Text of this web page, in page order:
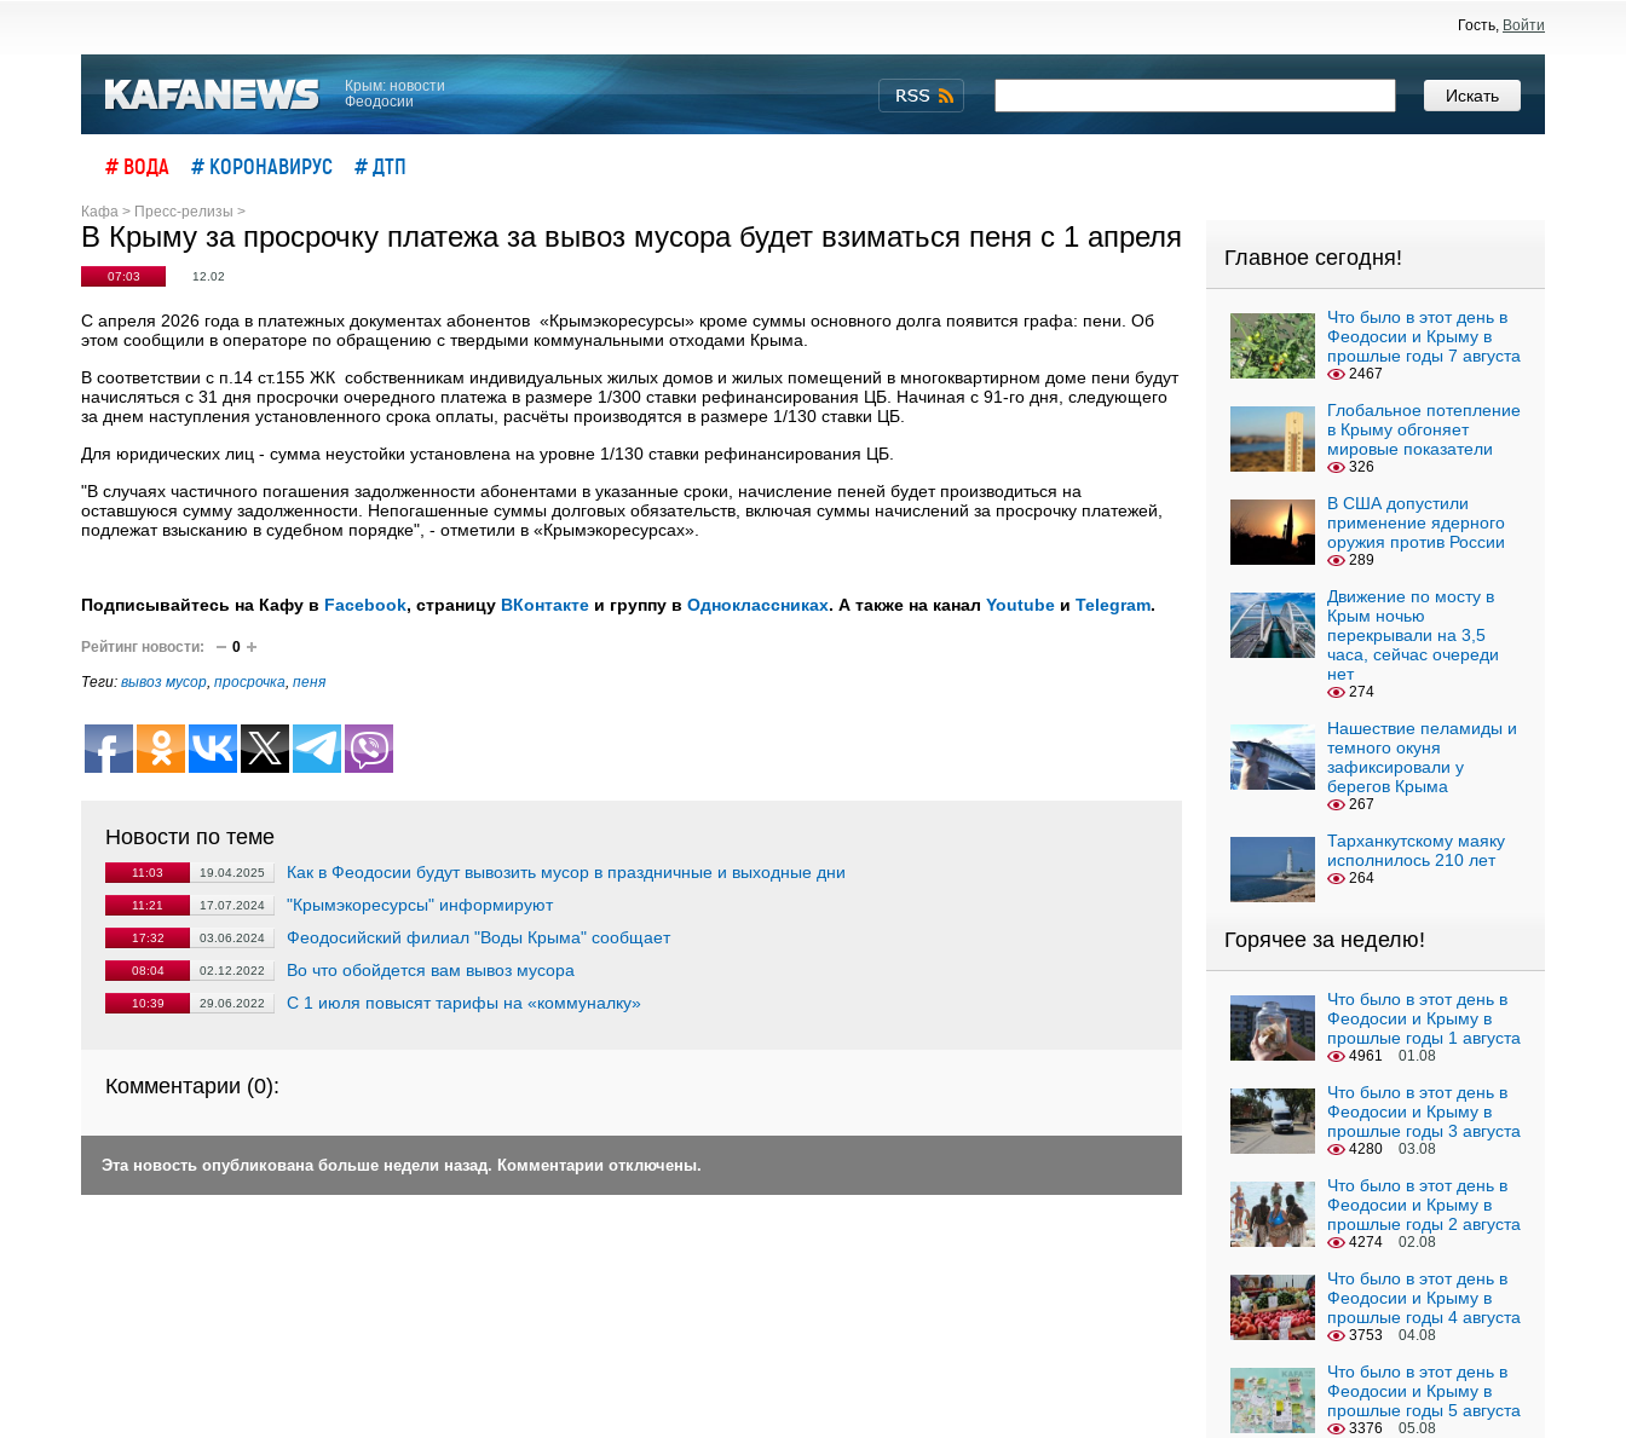
Гость, Войти
Крым: новости
Феодосии
# ВОДА # КОРОНАВИРУС # ДТП
Кафа > Пресс-релизы >
В Крыму за просрочку платежа за вывоз мусора будет взиматься пеня с 1 апреля
07:03 12.02
С апреля 2026 года в платежных документах абонентов «Крымэкоресурсы» кроме суммы основного долга появится графа: пени. Об
этом сообщили в операторе по обращению с твердыми коммунальными отходами Крыма.
В соответствии с п.14 ст.155 ЖК собственникам индивидуальных жилых домов и жилых помещений в многоквартирном доме пени будут
начисляться с 31 дня просрочки очередного платежа в размере 1/300 ставки рефинансирования ЦБ. Начиная с 91-го дня, следующего
за днем наступления установленного срока оплаты, расчёты производятся в размере 1/130 ставки ЦБ.
Для юридических лиц - сумма неустойки установлена на уровне 1/130 ставки рефинансирования ЦБ.
"В случаях частичного погашения задолженности абонентами в указанные сроки, начисление пеней будет производиться на
оставшуюся сумму задолженности. Непогашенные суммы долговых обязательств, включая суммы начислений за просрочку платежей,
подлежат взысканию в судебном порядке", - отметили в «Крымэкоресурсах».
Подписывайтесь на Кафу в Facebook, страницу ВКонтакте и группу в Одноклассниках. А также на канал Youtube и Telegram.
Рейтинг новости: 0
Теги: вывоз мусор, просрочка, пеня
Новости по теме
11:03 19.04.2025 Как в Феодосии будут вывозить мусор в праздничные и выходные дни
11:21 17.07.2024 "Крымэкоресурсы" информируют
17:32 03.06.2024 Феодосийский филиал "Воды Крыма" сообщает
08:04 02.12.2022 Во что обойдется вам вывоз мусора
10:39 29.06.2022 С 1 июля повысят тарифы на «коммуналку»
Комментарии (0):
Эта новость опубликована больше недели назад. Комментарии отключены.
Главное сегодня!
Что было в этот день в
Феодосии и Крыму в
прошлые годы 7 августа
2467
Глобальное потепление
в Крыму обгоняет
мировые показатели
326
В США допустили
применение ядерного
оружия против России
289
Движение по мосту в
Крым ночью
перекрывали на 3,5
часа, сейчас очереди
нет
274
Нашествие пеламиды и
темного окуня
зафиксировали у
берегов Крыма
267
Тарханкутскому маяку
исполнилось 210 лет
264
Горячее за неделю!
Что было в этот день в
Феодосии и Крыму в
прошлые годы 1 августа
4961 01.08
Что было в этот день в
Феодосии и Крыму в
прошлые годы 3 августа
4280 03.08
Что было в этот день в
Феодосии и Крыму в
прошлые годы 2 августа
4274 02.08
Что было в этот день в
Феодосии и Крыму в
прошлые годы 4 августа
3753 04.08
Что было в этот день в
Феодосии и Крыму в
прошлые годы 5 августа
3376 05.08